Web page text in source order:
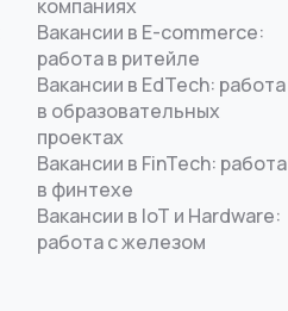
компаниях
Вакансии в E-commerce:
работа в ритейле
Вакансии в EdTech: работа
в образовательных
проектах
Вакансии в FinTech: работа
в финтехе
Вакансии в IoT и Hardware:
работа с железом